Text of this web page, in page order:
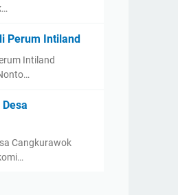
Perum Intiland
Intiland
Cangkurawok